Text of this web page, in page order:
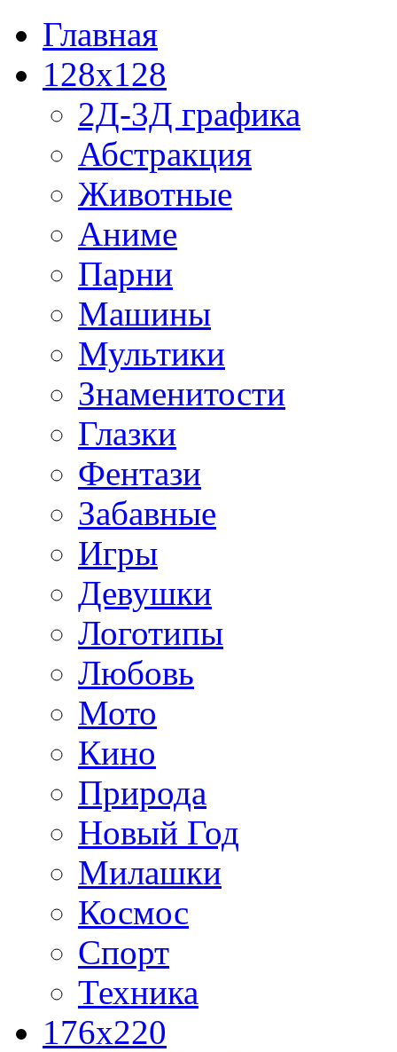
Главная
128x128
2Д-3Д графика
Абстракция
Животные
Аниме
Парни
Машины
Мультики
Знаменитости
Глазки
Фентази
Забавные
Игры
Девушки
Логотипы
Любовь
Мото
Кино
Природа
Новый Год
Милашки
Космос
Спорт
Техника
176x220